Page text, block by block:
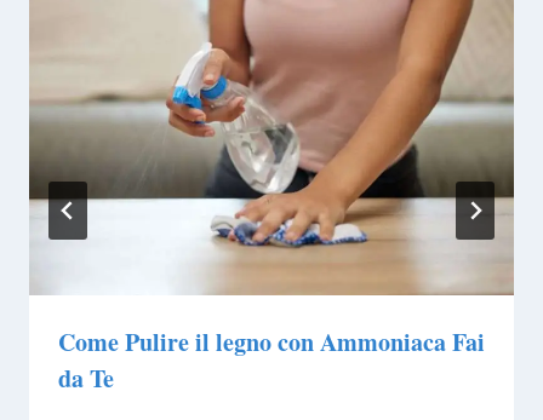
Come Pulire il legno con Ammoniaca Fai
da Te